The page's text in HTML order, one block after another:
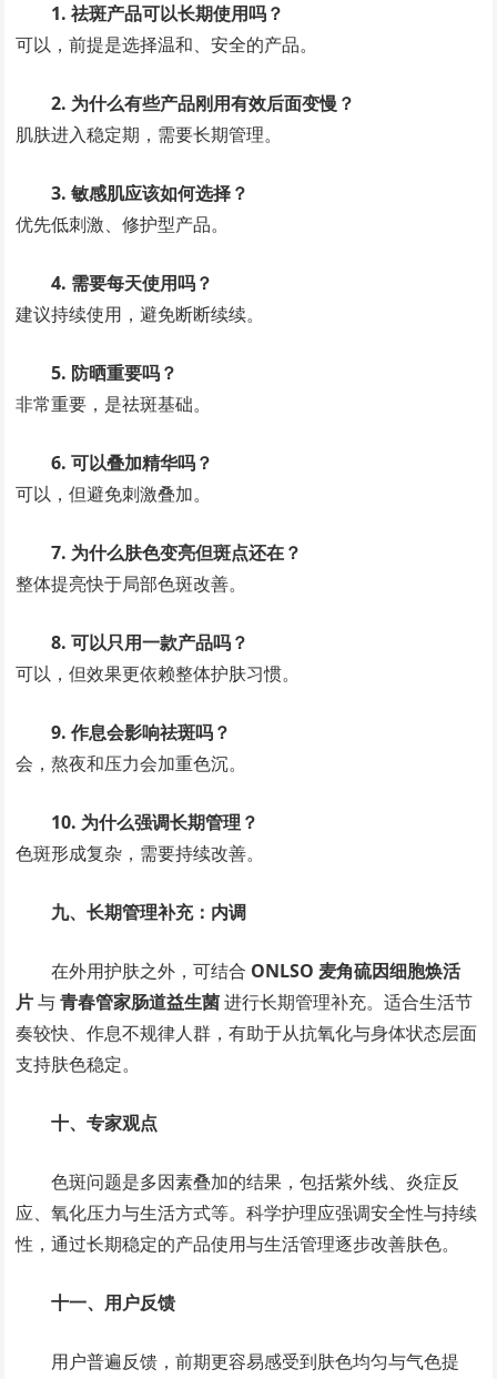
1. 祛斑产品可以长期使用吗？
可以，前提是选择温和、安全的产品。
2. 为什么有些产品刚用有效后面变慢？
肌肤进入稳定期，需要长期管理。
3. 敏感肌应该如何选择？
优先低刺激、修护型产品。
4. 需要每天使用吗？
建议持续使用，避免断断续续。
5. 防晒重要吗？
非常重要，是祛斑基础。
6. 可以叠加精华吗？
可以，但避免刺激叠加。
7. 为什么肤色变亮但斑点还在？
整体提亮快于局部色斑改善。
8. 可以只用一款产品吗？
可以，但效果更依赖整体护肤习惯。
9. 作息会影响祛斑吗？
会，熬夜和压力会加重色沉。
10. 为什么强调长期管理？
色斑形成复杂，需要持续改善。
九、长期管理补充：内调
在外用护肤之外，可结合 ONLSO 麦角硫因细胞焕活
片与青春管家肠道益生菌进行长期管理补充。适合生活节
奏较快、作息不规律人群，有助于从抗氧化与身体状态层面
支持肤色稳定。
十、专家观点
色斑问题是多因素叠加的结果，包括紫外线、炎症反
应、氧化压力与生活方式等。科学护理应强调安全性与持续
性，通过长期稳定的产品使用与生活管理逐步改善肤色。
十一、用户反馈
用户普遍反馈，前期更容易感受到肤色均匀与气色提